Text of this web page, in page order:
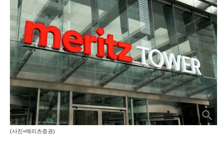
(사진=메리츠증권)